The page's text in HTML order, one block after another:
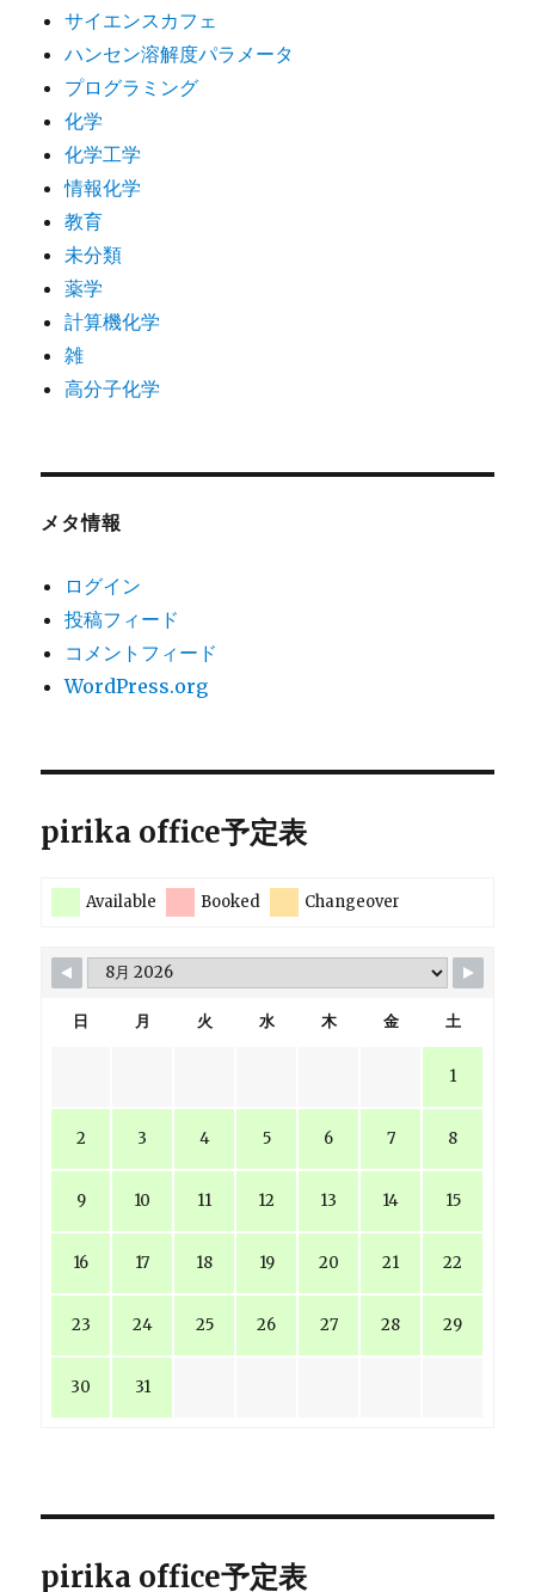
サイエンスカフェ
ハンセン溶解度パラメータ
プログラミング
化学
化学工学
情報化学
教育
未分類
薬学
計算機化学
雑
高分子化学
メタ情報
ログイン
投稿フィード
コメントフィード
WordPress.org
pirika office予定表
Available Booked Changeover
日 月 火 水 木 金 土
1
2 3 4 5 6 7 8
9 10 11 12 13 14 15
16 17 18 19 20 21 22
23 24 25 26 27 28 29
30 31
pirika office予定表